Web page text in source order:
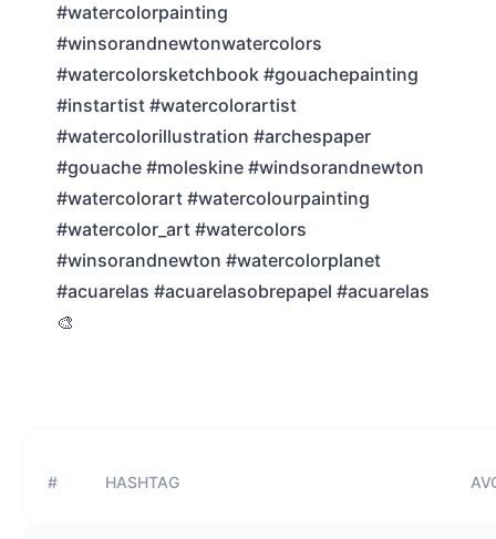
#watercolorpainting
#winsorandnewtonwatercolors
#watercolorsketchbook #gouachepainting
#instartist #watercolorartist
#watercolorillustration #archespaper
#gouache #moleskine #windsorandnewton
#watercolorart #watercolourpainting
#watercolor_art #watercolors
#winsorandnewton #watercolorplanet
#acuarelas #acuarelasobrepapel #acuarelas
🎨
# HASHTAG